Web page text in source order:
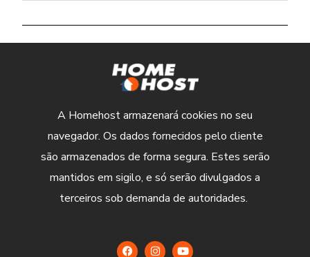
A Homehost armazenará cookies no seu
navegador. Os dados fornecidos pelo cliente
são armazenados de forma segura. Estes serão
mantidos em sigilo, e só serão divulgados a
terceiros sob demanda de autoridades.